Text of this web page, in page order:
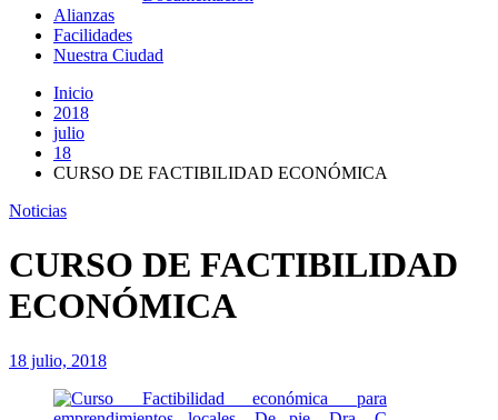
Alianzas
Facilidades
Nuestra Ciudad
Inicio
2018
julio
18
CURSO DE FACTIBILIDAD ECONÓMICA
Noticias
CURSO DE FACTIBILIDAD
ECONÓMICA
18 julio, 2018